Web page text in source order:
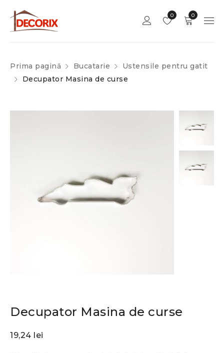
0
0
Prima pagină Bucatarie
Ustensile pentru gatit
Decupator Masina de curse
Decupator Masina de curse
19,24 lei